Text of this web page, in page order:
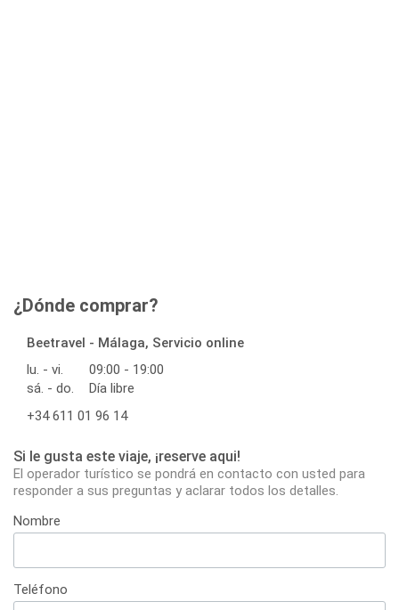
¿Dónde comprar?
Beetravel - Málaga, Servicio online
lu. - vi.
09:00 - 19:00
sá. - do.
Día libre
+34 611 01 96 14
Si le gusta este viaje, ¡reserve aqui!
El operador turístico se pondrá en contacto con usted para
responder a sus preguntas y aclarar todos los detalles.
Nombre
Teléfono